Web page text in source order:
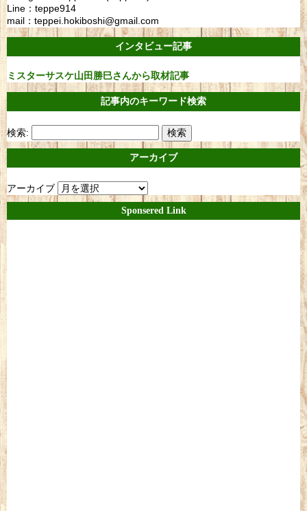
Line：teppe914
mail：teppei.hokiboshi@gmail.com
インタビュー記事
ミスターサスケ山田勝巳さんから取材記事
記事内のキーワード検索
検索:
アーカイブ
アーカイブ
Sponsered Link